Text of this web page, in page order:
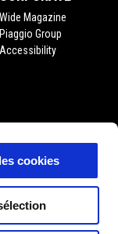
cookies
Wide Magazine
Piaggio Group
Accessibility